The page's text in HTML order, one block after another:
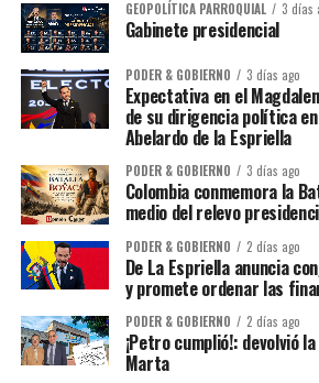
GEOPOLÍTICA PARROQUIAL 3 días
Gabinete presidencial
PODER & GOBIERNO 3 días ago
Expectativa en el
de su dirigencia política
Abelardo de la Espriella
PODER & GOBIERNO 3 días ago
Colombia conmemora la
medio del relevo
PODER & GOBIERNO 2 días ago
De La Espriella anuncia
y promete ordenar las
PODER & GOBIERNO 2 días ago
¡Petro cumplió!: devolvió
Marta